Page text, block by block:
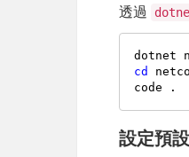
透過
cd
設定預